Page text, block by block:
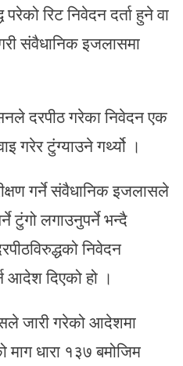
रिट निवेदन दर्ता हुने वा
संवैधानिक इजलासमा
दरपीठ गरेका निवेदन एक
गरेर टुंग्याउने गर्थ्यो ।
गर्ने संवैधानिक इजलासले
टुंगो लगाउनुपर्ने भन्दै
निवेदन
आदेश दिएको हो ।
जारी गरेको आदेशमा
धारा १३७ बमोजिम